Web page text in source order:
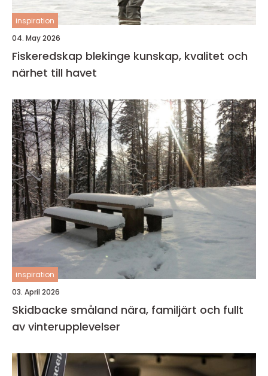
inspiration
04. May 2026
Fiskeredskap blekinge kunskap, kvalitet och
närhet till havet
inspiration
03. April 2026
Skidbacke småland nära, familjärt och fullt
av vinterupplevelser